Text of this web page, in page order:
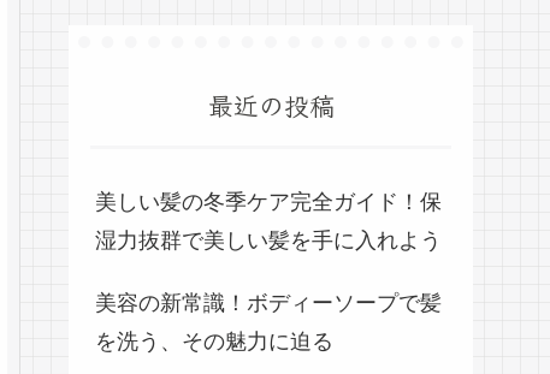
最近の投稿
美しい髪の冬季ケア完全ガイド！保
湿力抜群で美しい髪を手に入れよう
美容の新常識！ボディーソープで髪
を洗う、その魅力に迫る